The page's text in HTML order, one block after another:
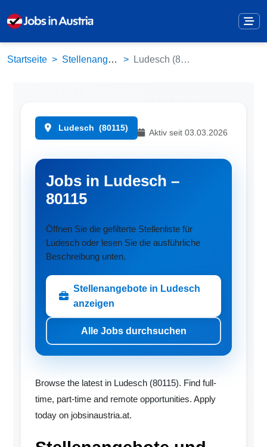
Startseite Stellenangebote Ludesch (80115)
Ludesch (80115)
Aktiv seit 03.03.2026
Jobs in Ludesch –
80115
Öffnen Sie die gefilterte Stellenliste für
Ludesch oder lesen Sie die ausführliche
Beschreibung unten.
Stellenangebote in Ludesch
anzeigen
Alle Jobs durchsuchen
Browse the latest in Ludesch (80115). Find full-
time, part-time and remote opportunities. Apply
today on jobsinaustria.at.